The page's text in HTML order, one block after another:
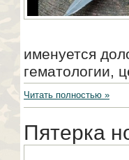
именуется
гематологии,
Читать полностью »
Пятерка